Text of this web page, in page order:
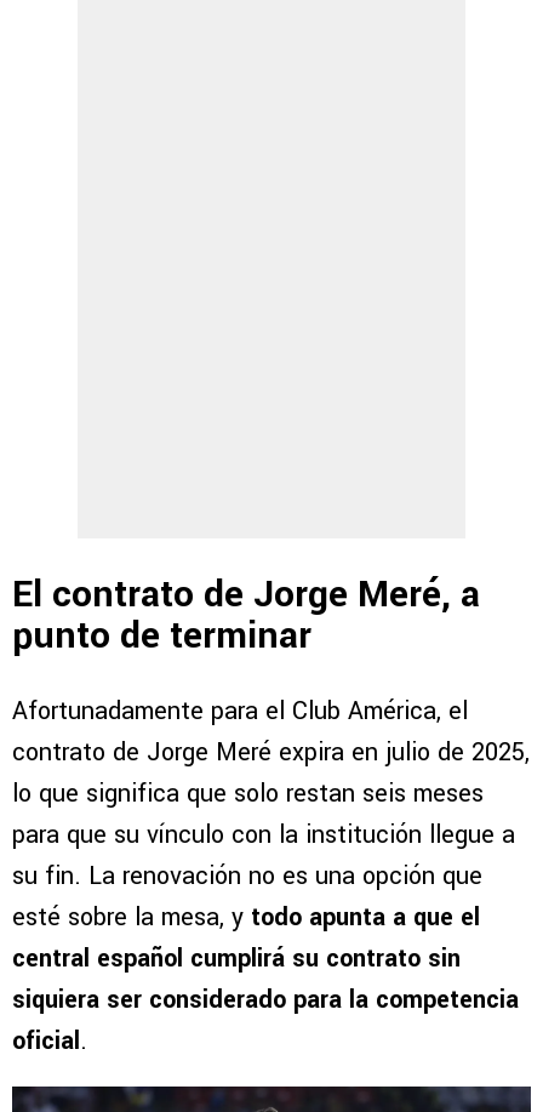
El contrato de Jorge Meré, a
punto de terminar
Afortunadamente para el Club América, el
contrato de Jorge Meré expira en julio de 2025,
lo que significa que solo restan seis meses
para que su vínculo con la institución llegue a
su fin. La renovación no es una opción que
esté sobre la mesa, y todo apunta a que el
central español cumplirá su contrato sin
siquiera ser considerado para la competencia
oficial.